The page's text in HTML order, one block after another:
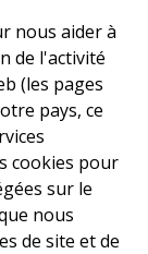
nous aider à
de l'activité
(les pages
pays, ce
cookies pour
sur le
nous
de site et de